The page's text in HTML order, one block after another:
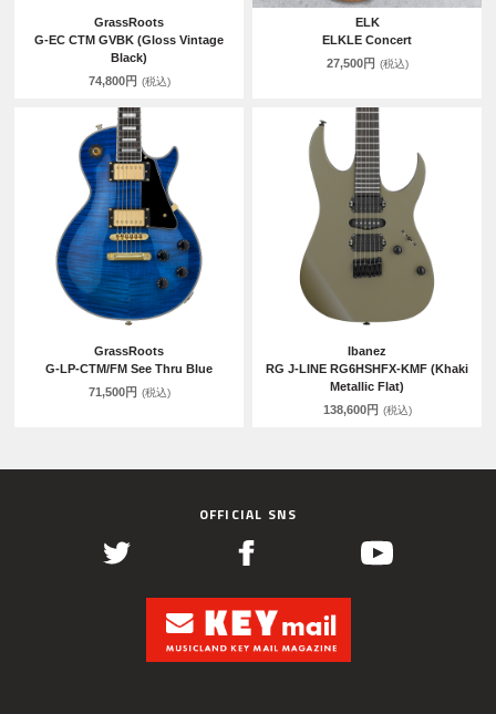
GrassRoots
G-EC CTM GVBK (Gloss Vintage
Black)
74,800円 (税込)
ELK
ELKLE Concert
27,500円 (税込)
GrassRoots
G-LP-CTM/FM See Thru Blue
71,500円 (税込)
Ibanez
RG J-LINE RG6HSHFX-KMF (Khaki
Metallic Flat)
138,600円 (税込)
OFFICIAL SNS